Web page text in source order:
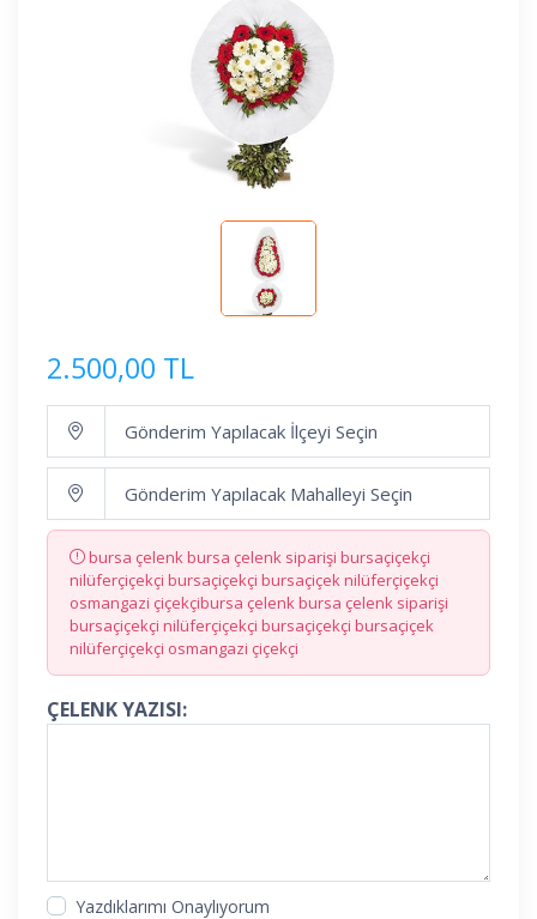
2.500,00 TL
bursa çelenk bursa çelenk siparişi bursaçiçekçi
nilüferçiçekçi bursaçiçekçi bursaçiçek nilüferçiçekçi
osmangazi çiçekçibursa çelenk bursa çelenk siparişi
bursaçiçekçi nilüferçiçekçi bursaçiçekçi bursaçiçek
nilüferçiçekçi osmangazi çiçekçi
ÇELENK YAZISI:
Yazdıklarımı Onaylıyorum